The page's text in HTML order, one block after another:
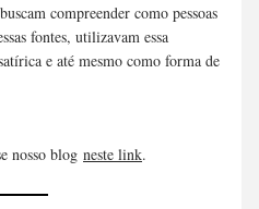
compreender como pessoas
fontes, utilizavam essa
e até mesmo como forma de
nosso blog neste link.